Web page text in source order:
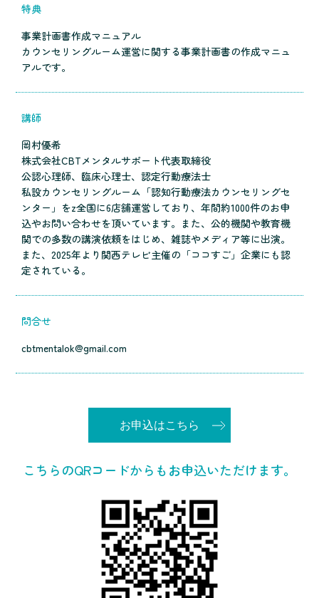
特典
事業計画書作成マニュアル
カウンセリングルーム運営に関する事業計画書の作成マニュ
アルです。
講師
岡村優希
株式会社CBTメンタルサポート代表取締役
公認心理師、臨床心理士、認定行動療法士
私設カウンセリングルーム「認知行動療法カウンセリングセ
ンター」をz全国に6店舗運営しており、年間約1000件のお申
込やお問い合わせを頂いています。また、公的機関や教育機
関での多数の講演依頼をはじめ、雑誌やメディア等に出演。
また、2025年より関西テレビ主催の「ココすご」企業にも認
定されている。
問合せ
cbtmentalok@gmail.com
お申込はこちら
こちらのQRコードからもお申込いただけます。